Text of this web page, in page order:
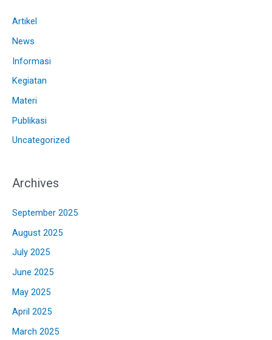
Artikel
News
Informasi
Kegiatan
Materi
Publikasi
Uncategorized
Archives
September 2025
August 2025
July 2025
June 2025
May 2025
April 2025
March 2025